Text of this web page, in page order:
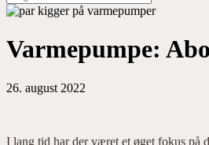
Varmepumpe:
26. august 2022
I lang tid har der været et øget fokus på